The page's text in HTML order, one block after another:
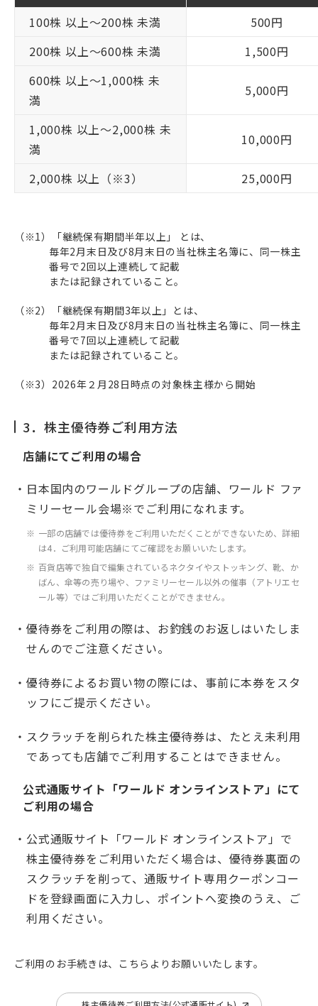
100株 以上～200株 未満
500円
200株 以上～600株 未満
1,500円
600株 以上～1,000株 未
満
5,000円
1,000株 以上～2,000株 未
満
10,000円
2,000株 以上（※3） 25,000円
（※1）「継続保有期間半年以上」 とは、
毎年2月末日及び8月末日の当社株主名簿に、同一株主
番号で2回以上連続して記載
または記録されていること。
（※2）「継続保有期間3年以上」とは、
毎年2月末日及び8月末日の当社株主名簿に、同一株主
番号で7回以上連続して記載
または記録されていること。
（※3）2026年２月28日時点の対象株主様から開始
3．株主優待券ご利用方法
店舗にてご利用の場合
日本国内のワールドグループの店舗、ワールド ファ
ミリーセール会場※でご利用になれます。
一部の店舗では優待券をご利用いただくことができないため、詳細
は4．ご利用可能店舗にてご確認をお願いいたします。
百貨店等で独自で編集されているネクタイやストッキング、靴、か
ばん、傘等の売り場や、ファミリーセール以外の催事（アトリエセ
ール等）ではご利用いただくことができません。
優待券をご利用の際は、お釣銭のお返しはいたしま
せんのでご注意ください。
優待券によるお買い物の際には、事前に本券をスタ
ッフにご提示ください。
スクラッチを削られた株主優待券は、たとえ未利用
であっても店舗でご利用することはできません。
公式通販サイト「ワールド オンラインストア」にて
ご利用の場合
公式通販サイト「ワールド オンラインストア」で
株主優待券をご利用いただく場合は、優待券裏面の
スクラッチを削って、通販サイト専用クーポンコー
ドを登録画面に入力し、ポイントへ変換のうえ、ご
利用ください。
ご利用のお手続きは、こちらよりお願いいたします。